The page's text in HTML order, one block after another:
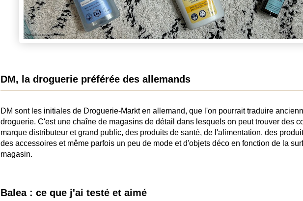
DM, la droguerie préférée des allemands
DM sont les initiales de Droguerie-Markt en allemand, que l'on pourrait traduire
droguerie. C'est une chaîne de magasins de détail dans lesquels on peut trouver des
marque distributeur et grand public, des produits de santé, de l'alimentation, des
des accessoires et même parfois un peu de mode et d'objets déco en fonction de la
magasin.
Balea : ce que j'ai testé et aimé